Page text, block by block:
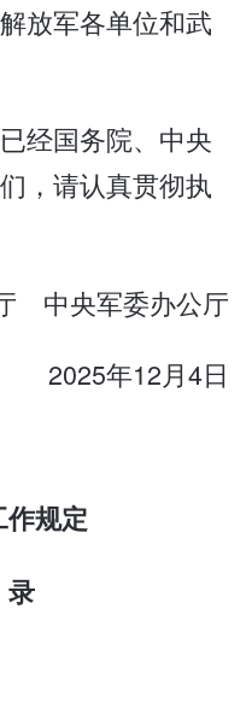
放军各单位和武
经国务院、中央
，请认真贯彻执
中央军委办公厅
2025年12月4日
作规定